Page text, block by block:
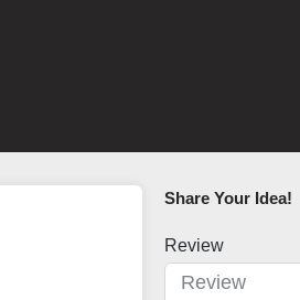
Share Your Idea!​
Review